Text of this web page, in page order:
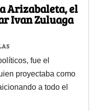
Arizabaleta, el
Ivan Zuluaga
fue el
proyectaba como
a todo el